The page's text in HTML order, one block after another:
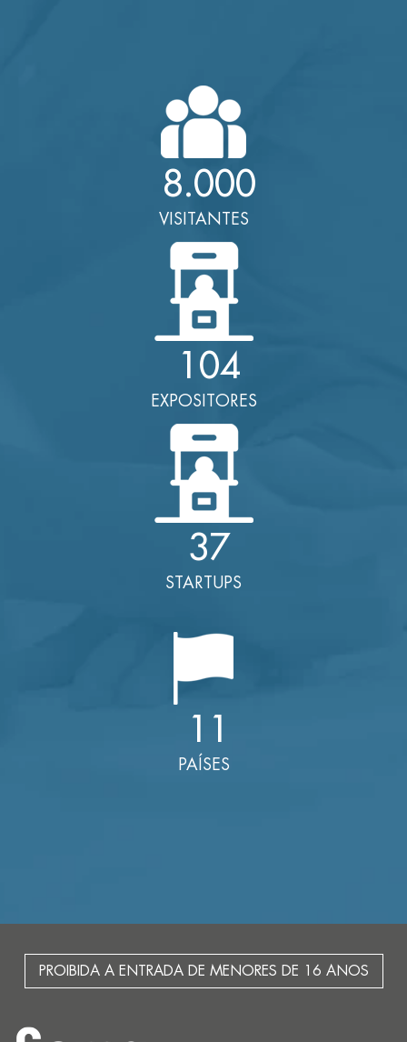
8.000
VISITANTES
104
EXPOSITORES
37
STARTUPS
11
PAÍSES
PROIBIDA A ENTRADA DE MENORES DE 16 ANOS